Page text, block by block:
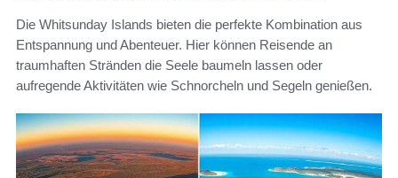
Die Whitsunday Islands bieten die perfekte Kombination aus
Entspannung und Abenteuer. Hier können Reisende an
traumhaften Stränden die Seele baumeln lassen oder
aufregende Aktivitäten wie Schnorcheln und Segeln genießen.